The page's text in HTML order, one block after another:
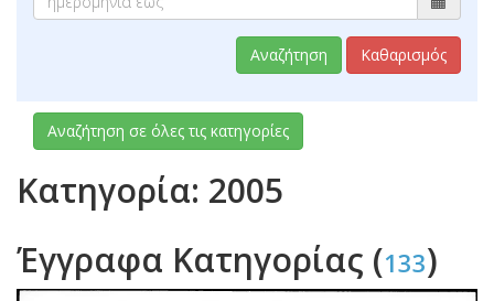
Αναζήτηση Καθαρισμός
Αναζήτηση σε όλες τις κατηγορίες
Κατηγορία: 2005
Έγγραφα Κατηγορίας (133)